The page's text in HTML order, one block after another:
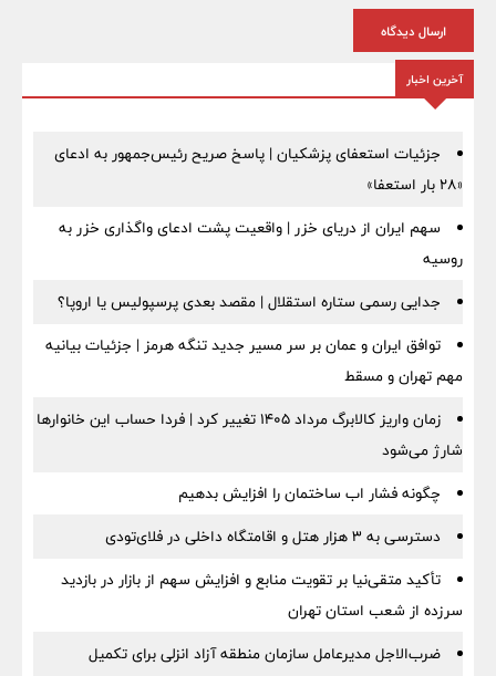
ارسال دیدگاه
آخرین اخبار
جزئیات استعفای پزشکیان | پاسخ صریح رئیس‌جمهور به ادعای
«۲۸ بار استعفا»
سهم ایران از دریای خزر | واقعیت پشت ادعای واگذاری خزر به
روسیه
جدایی رسمی ستاره استقلال | مقصد بعدی پرسپولیس یا اروپا؟
توافق ایران و عمان بر سر مسیر جدید تنگه هرمز | جزئیات بیانیه
مهم تهران و مسقط
زمان واریز کالابرگ مرداد ۱۴۰۵ تغییر کرد | فردا حساب این خانوارها
شارژ می‌شود
چگونه فشار اب ساختمان را افزایش بدهیم
دسترسی به ۳ هزار هتل و اقامتگاه داخلی در فلای‌تودی
تأکید متقی‌نیا بر تقویت منابع و افزایش سهم از بازار در بازدید
سرزده از شعب استان تهران
ضرب‌الاجل مدیرعامل سازمان منطقه آزاد انزلی برای تكمیل